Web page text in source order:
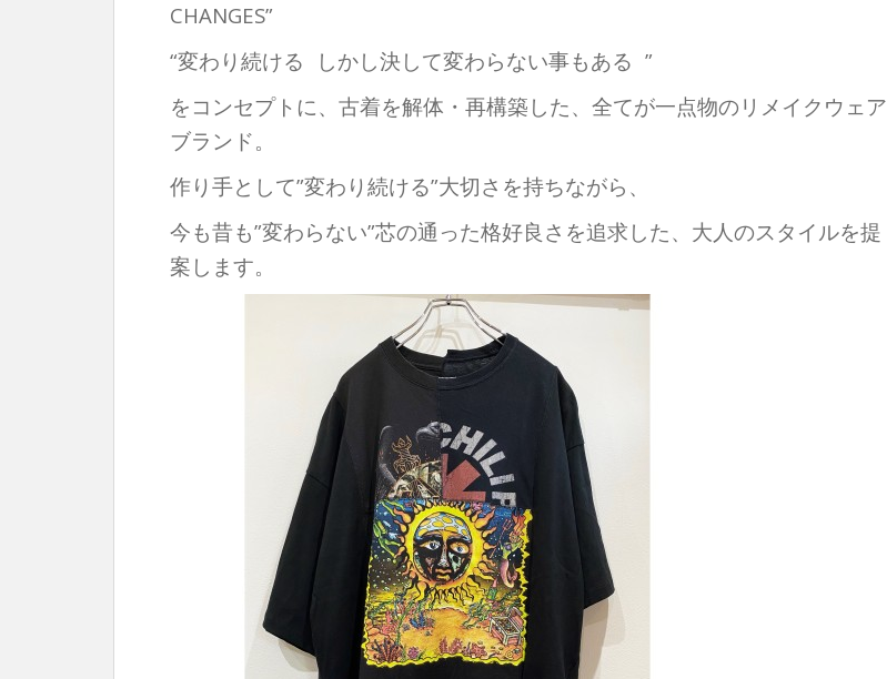
CHANGES”
“変わり続ける しかし決して変わらない事もある ”
をコンセプトに、古着を解体・再構築した、全てが一点物のリメイクウェア
ブランド。
作り手として”変わり続ける”大切さを持ちながら、
今も昔も”変わらない”芯の通った格好良さを追求した、大人のスタイルを提
案します。